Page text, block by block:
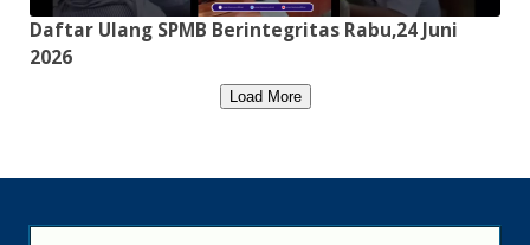
Daftar Ulang SPMB Berintegritas Rabu,24 Juni
2026
Load More